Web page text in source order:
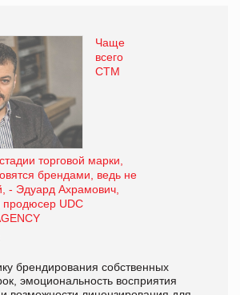
Чаще
всего
СТМ
торговой марки,
брендами, ведь не
- Эдуард Ахрамович,
продюсер UDC
брендирования собственных
эмоциональность восприятия